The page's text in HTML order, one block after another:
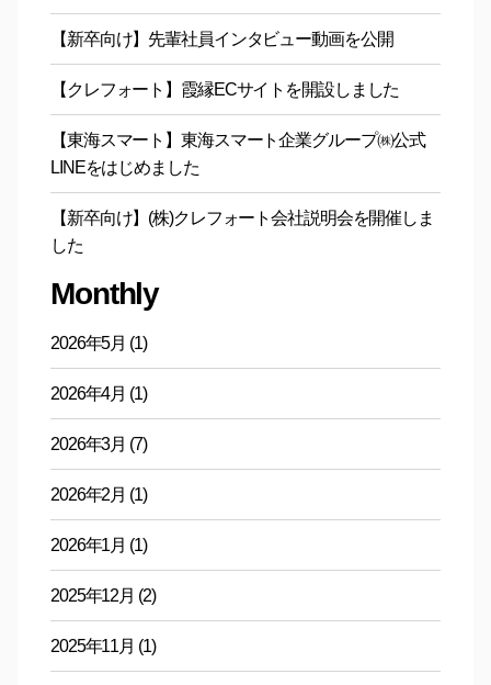
【新卒向け】先輩社員インタビュー動画を公開
【クレフォート】霞縁ECサイトを開設しました
【東海スマート】東海スマート企業グループ㈱公式
LINEをはじめました
【新卒向け】(株)クレフォート会社説明会を開催しま
した
Monthly
2026年5月 (1)
2026年4月 (1)
2026年3月 (7)
2026年2月 (1)
2026年1月 (1)
2025年12月 (2)
2025年11月 (1)